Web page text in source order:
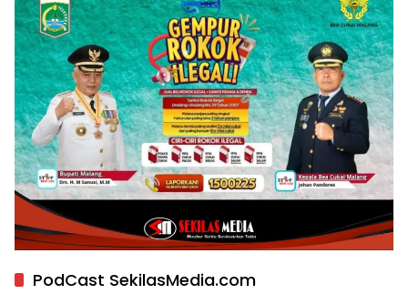
PodCast SekilasMedia.com